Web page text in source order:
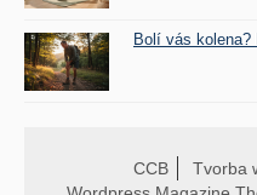
Bolí vás
CCB
Tvorba